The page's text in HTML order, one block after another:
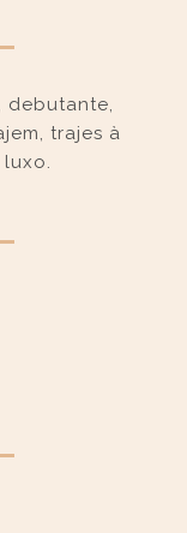
debutante,
trajes à